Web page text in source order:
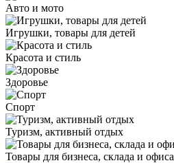
Авто и мото
Игрушки, товары для детей
Красота и стиль
Здоровье
Спорт
Туризм, активный отдых
Товары для бизнеса, склада и офиса